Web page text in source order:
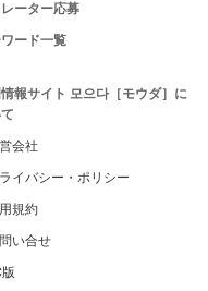
ーター応募
ード一覧
報サイト 모으다［モウダ］に
会社
イバシー・ポリシー
規約
い合せ
版